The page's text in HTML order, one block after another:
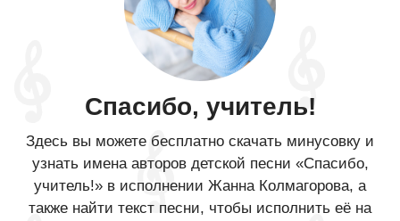
Спасибо, учитель!​
Здесь вы можете бесплатно скачать минусовку и
узнать имена авторов детской песни «Спасибо,
учитель!​» в исполнении Жанна Колмагорова, а
также найти текст песни, чтобы исполнить её на